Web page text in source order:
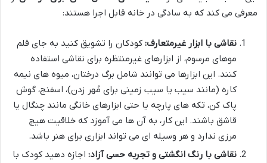
معرفی می کند که به سادگی در خانه قابل اجرا هستند:
نقاشی با ابزار غیرمتعارف: کودکان را تشویق کنید به جای قلم
موهای مرسوم، از ابزارهای غیرمنتظره برای نقاشی استفاده
کنند. این ابزارها می توانند شامل برگ درختان، میوه های نیمه
کاره (مانند سیب یا سیب زمینی برای مُهر زدن)، اسفنج، گوش
پاک کن، تکه های پارچه یا حتی ابزارهای خانگی مانند چنگال یا
قاشق باشند. این کار، به آن ها می آموزد که خلاقیت هیچ
مرزی ندارد و هر وسیله ای می تواند ابزاری برای هنر باشد.
نقاشی با رنگ انگشتی و تجربه حسی آزاد: اجازه دهید کودک با